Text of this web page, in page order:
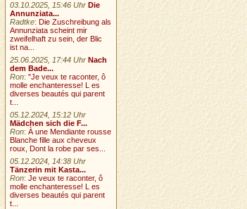
03.10.2025, 15:46 Uhr Die
Annunziata...
Radtke: Die Zuschreibung als
Annunziata scheint mir
zweifelhaft zu sein, der Blic
ist na...
25.06.2025, 17:44 Uhr Nach
dem Bade...
Ron:"Je veux te raconter, ô
molle enchanteresse! L es
diverses beautés qui parent
t...
05.12.2024, 15:12 Uhr
Mädchen sich die F...
Ron:À une Mendiante rousse
Blanche fille aux cheveux
roux, Dont la robe par ses...
05.12.2024, 14:38 Uhr
Tänzerin mit Kasta...
Ron:Je veux te raconter, ô
molle enchanteresse! L es
diverses beautés qui parent
t...